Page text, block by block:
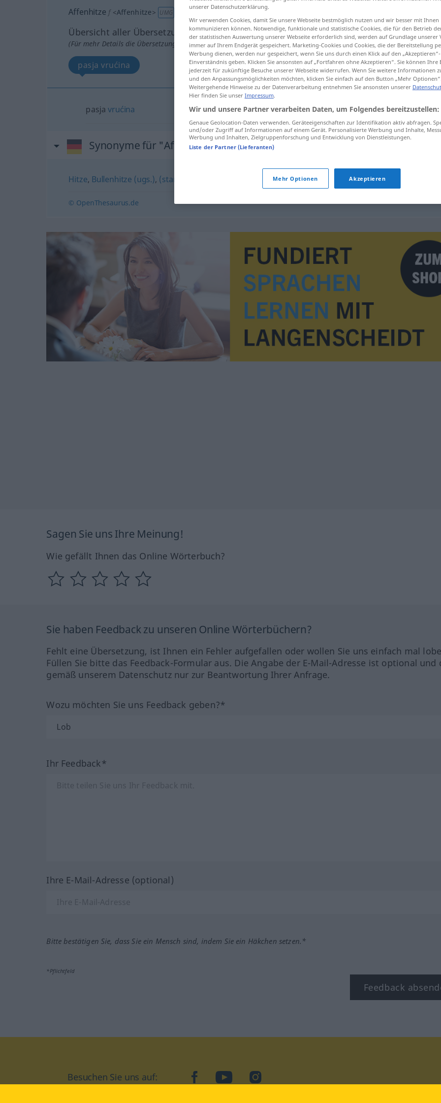
Affenhitze f <Affenhitze> UMG
Übersicht aller Übersetzungen
(Für mehr Details die Übersetzung anklicken/antippen)
pasja vrućina
pasjavrućina Affenhitze
Synonyme für "Affenhitze"
Hitze, Bullenhitze (ugs.), (starke) Wärme
© OpenThesaurus.de
Sagen Sie uns Ihre Meinung!
Wie gefällt Ihnen das Online Wörterbuch?
Sie haben Feedback zu unseren Online Wörterbüchern?
Fehlt eine Übersetzung, ist Ihnen ein Fehler aufgefallen oder wollen Sie uns einfach mal
Füllen Sie bitte das Feedback-Formular aus. Die Angabe der E-Mail-Adresse ist optional und
gemäß unserem Datenschutz nur zur Beantwortung Ihrer Anfrage.
Wozu möchten Sie uns Feedback geben?*
Ihr Feedback*
Ihre E-Mail-Adresse (optional)
Bitte bestätigen Sie, dass Sie ein Mensch sind, indem Sie ein Häkchen setzen.*
*Pflichtfeld
Feedback
Besuchen Sie uns auf: facebookYouTubeInstagram
unserer Datenschutzerklärung.
Wir verwenden Cookies, damit Sie unsere Webseite bestmöglich nutzen und wir besser mit Ihnen
kommunizieren können. Notwendige, funktionale und statistische Cookies, die für den Betrieb
der statistischen Auswertung unserer Webseite erforderlich sind, werden auf Grundlage unserer
immer auf Ihrem Endgerät gespeichert. Marketing-Cookies und Cookies, die der Bereitstellung
Werbung dienen, werden nur gespeichert, wenn Sie uns durch einen Klick auf den
Einverständnis geben. Klicken Sie ansonsten auf „Fortfahren ohne Akzeptieren“. Sie können
jederzeit für zukünftige Besuche unserer Webseite widerrufen. Wenn Sie weitere Informationen
und den Anpassungsmöglichkeiten möchten, klicken Sie einfach auf den Button „Mehr
Weitergehende Hinweise zu der Datenverarbeitung entnehmen Sie ansonsten unserer
Hier finden Sie unser Impressum.
Wir und unsere Partner verarbeiten Daten, um Folgendes bereitzustellen:
Genaue Geolocation-Daten verwenden. Geräteeigenschaften zur Identifikation aktiv abfragen.
und/oder Zugriff auf Informationen auf einem Gerät. Personalisierte Werbung und Inhalte,
Werbung und Inhalten, Zielgruppenforschung und Entwicklung von Dienstleistungen.
Liste der Partner (Lieferanten)
Mehr Optionen Akzeptieren